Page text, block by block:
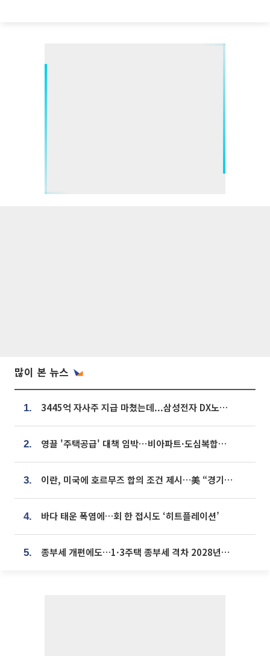
많이 본 뉴스
1. 3445억 자사주 지급 마쳤는데...삼성전자 DX노조, 뒤늦은 '떼쓰기 집회'
2. 영끌 '주택공급' 대책 임박⋯비아파트·도심복합까지 총동원
3. 이란, 미국에 호르무즈 합의 조건 제시…美 “경기 아직 안 끝나” [종합]
4. 바다 태운 폭염에…회 한 접시도 ‘히트플레이션’
5. 종부세 개편에도…1·3주택 종부세 격차 2028년부터 확대